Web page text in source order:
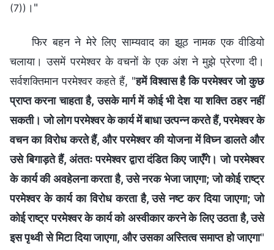
(7)) ।"
फिर बहन ने मेरे लिए साम्यवाद का झूठ नामक एक वीडियो
चलाया। उसमें परमेश्वर के वचनों के एक अंश ने मुझे प्रेरणा दी।
सर्वशक्तिमान परमेश्वर कहते हैं, "हमें विश्वास है कि परमेश्वर जो कुछ
प्राप्त करना चाहता है, उसके मार्ग में कोई भी देश या शक्ति ठहर नहीं
सकती। जो लोग परमेश्वर के कार्य में बाधा उत्पन्न करते हैं, परमेश्वर के
वचन का विरोध करते हैं, और परमेश्वर की योजना में विघ्न डालते और
उसे बिगाड़ते हैं, अंततः परमेश्वर द्वारा दंडित किए जाएँगे। जो परमेश्वर
के कार्य की अवहेलना करता है, उसे नरक भेजा जाएगा; जो कोई राष्ट्र
परमेश्वर के कार्य का विरोध करता है, उसे नष्ट कर दिया जाएगा; जो
कोई राष्ट्र परमेश्वर के कार्य को अस्वीकार करने के लिए उठता है, उसे
इस पृथ्वी से मिटा दिया जाएगा, और उसका अस्तित्व समाप्त हो जाएगा"